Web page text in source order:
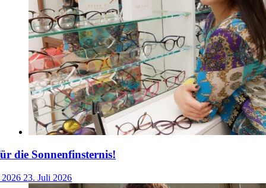
die Sonnenfinsternis!
23. Juli 2026